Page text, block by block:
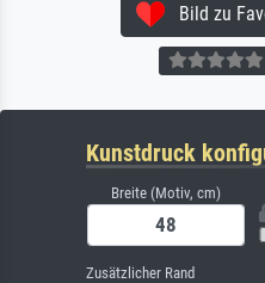
Bild zu
Kunstdruck
Breite (Motiv, cm)
Zusätzlicher Rand